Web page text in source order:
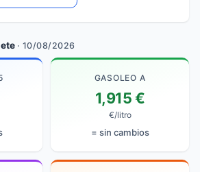
· 10/08/2026
GASOLEO A
1,915 €
€/litro
= sin cambios